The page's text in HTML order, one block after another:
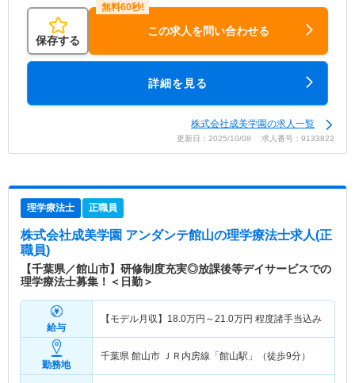
保存する
この求人を問い合わせる
詳細を見る
株式会社成美学園の求人一覧
更新日：2025/10/08 求人番号：9133822
理学療法士 正職員
株式会社成美学園 アンダンテ館山の理学療法士求人(正
職員)
【千葉県／館山市】研修制度充実◎放課後等デイサービスでの
理学療法士募集！＜日勤＞
給与
【モデル月収】 18.0万円～21.0万円 程度諸手当込み
勤務地
千葉県 館山市 ＪＲ内房線「館山駅」（徒歩9分）